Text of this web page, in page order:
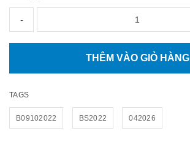
-
THÊM VÀO GIỎ HÀNG
TAGS
B09102022 BS2022 042026